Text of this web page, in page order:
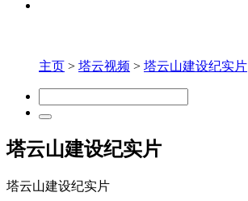
主页 > 塔云视频 > 塔云山建设纪实片
塔云山建设纪实片
塔云山建设纪实片